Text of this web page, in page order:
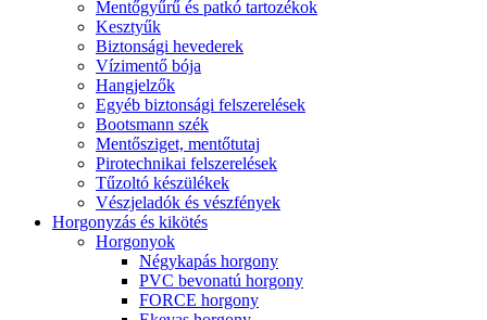
Mentőgyűrű és patkó tartozékok
Kesztyűk
Biztonsági hevederek
Vízimentő bója
Hangjelzők
Egyéb biztonsági felszerelések
Bootsmann szék
Mentősziget, mentőtutaj
Pirotechnikai felszerelések
Tűzoltó készülékek
Vészjeladók és vészfények
Horgonyzás és kikötés
Horgonyok
Négykapás horgony
PVC bevonatú horgony
FORCE horgony